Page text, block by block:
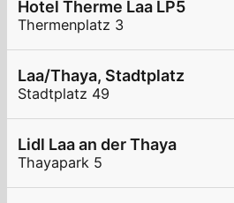
Hotel Therme Laa LP5
Thermenplatz 3
Laa/Thaya, Stadtplatz
Stadtplatz 49
Lidl Laa an der Thaya
Thayapark 5